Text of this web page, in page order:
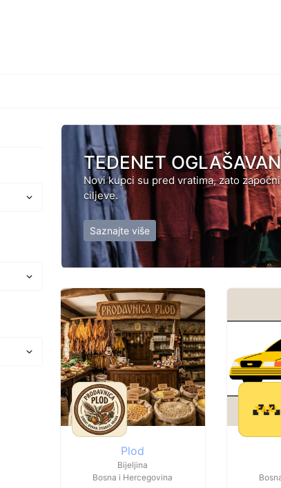
TEDENET
Novi kupci su pred vratima, zato
ciljeve.
Saznajte više
Plod
Bijeljina
Bosna i Hercegovina